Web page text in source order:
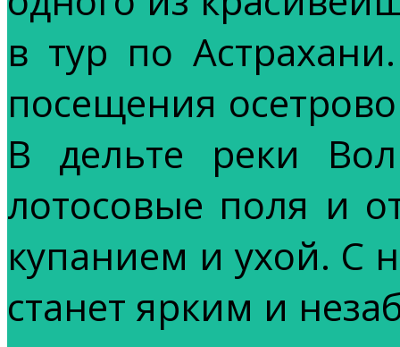
в тур по
посещения
В дельте реки
лотосовые поля и
купанием и ухой. С
станет ярким и